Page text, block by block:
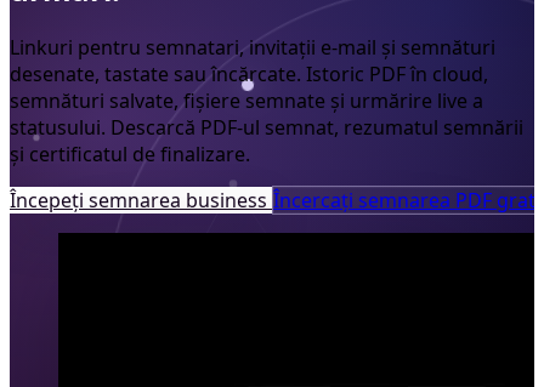
Linkuri pentru semnatari, invitații e-mail și semnături
desenate, tastate sau încărcate. Istoric PDF în cloud,
semnături salvate, fișiere semnate și urmărire live a
statusului. Descarcă PDF-ul semnat, rezumatul semnării
și certificatul de finalizare.
Începeți semnarea business Încercați semnarea PDF